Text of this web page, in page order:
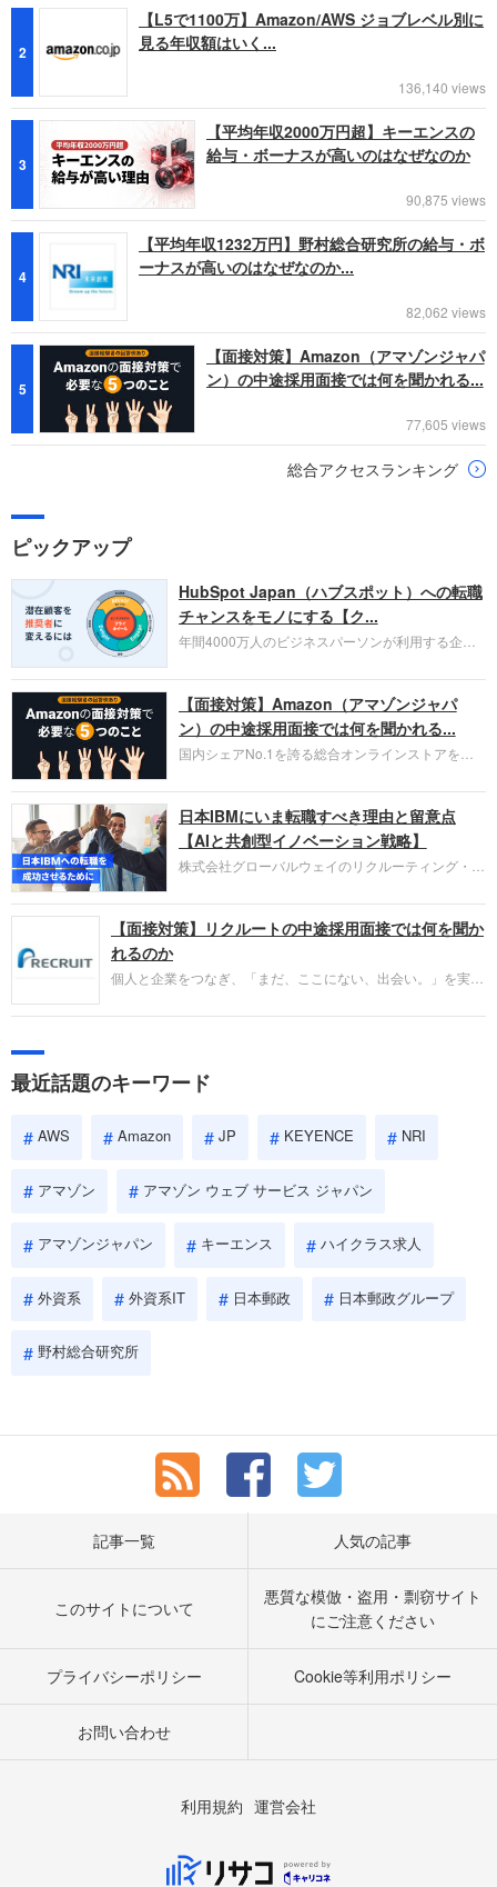
2
【L5で1100万】Amazon/AWS ジョブレベル別に
見る年収額はいく...
136,140 views
3
【平均年収2000万円超】キーエンスの
給与・ボーナスが高いのはなぜなのか
90,875 views
4
【平均年収1232万円】野村総合研究所の給与・ボ
ーナスが高いのはなぜなのか...
82,062 views
5
【面接対策】Amazon（アマゾンジャパ
ン）の中途採用面接では何を聞かれる...
77,605 views
総合アクセスランキング
ピックアップ
HubSpot Japan（ハブスポット）への転職
チャンスをモノにする【ク...
年間4000万人のビジネスパーソンが利用する企業
お勧めするイチオシ企業をご紹介します。今回はク
ラウド型CRMプラットフォームを提供する
HubSpot Japan（ハブスポット・ジャパン）株式会
社です。採用面接対策の企業研究にご活用くださ
い。
【面接対策】Amazon（アマゾンジャパ
ン）の中途採用面接では何を聞かれる...
国内シェアNo.1を誇る総合オンラインストアを運
圧倒的な存在感を持つAmazon。中途採用面接では
過去の具体的な業務成果やリーダーシップの発揮、
失敗からの学びが重視され、人間性やカルチャーフ
ィットも評価対象となり、長期的に成長できる仲間
であるかを多角的に審査されます。
日本IBMにいま転職すべき理由と留意点
【AIと共創型イノベーション戦略】
株式会社グローバルウェイのリクルーティング・パ
パーソンが利用する企業口コミサイト「キャリコ
ネ」の転職エージェントがお勧めするイチオシ企業
IBMです。採用面接対策の企業研究にご活用くださ
い。
【面接対策】リクルートの中途採用面接では何を聞か
れるのか
個人と企業をつなぎ、「まだ、ここにない、出会い。」を実現
やこれまでの成果を具体的に問われるほか、「人間性」も評価
しょう。
最近話題のキーワード
AWS Amazon JP KEYENCE NRI
アマゾン アマゾン ウェブ サービス ジャパン
アマゾンジャパン キーエンス ハイクラス求人
外資系 外資系IT 日本郵政 日本郵政グループ
野村総合研究所
記事一覧 人気の記事
このサイトについて
悪質な模倣・盗用・剽窃サイト
にご注意ください
プライバシーポリシー Cookie等利用ポリシー
お問い合わせ
利用規約 運営会社